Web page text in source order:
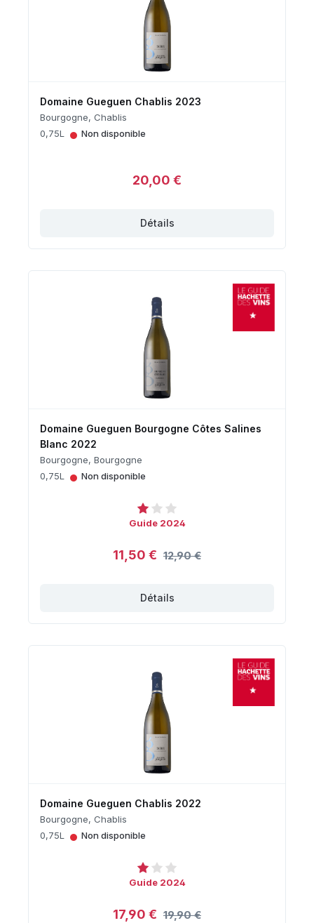
Domaine Gueguen Chablis 2023
Bourgogne, Chablis
0,75L
• Non disponible
20,00 €
Détails
Domaine Gueguen Bourgogne Côtes Salines
Blanc 2022
Bourgogne, Bourgogne
0,75L
• Non disponible
Guide 2024
11,50 € 12,90 €
Détails
Domaine Gueguen Chablis 2022
Bourgogne, Chablis
0,75L
• Non disponible
Guide 2024
17,90 € 19,90 €